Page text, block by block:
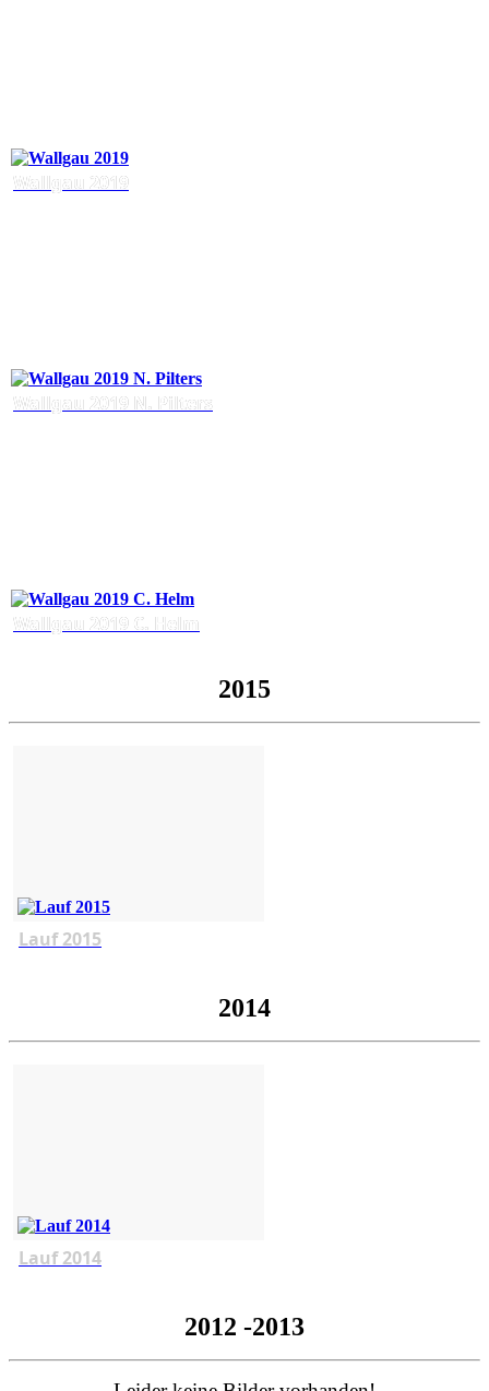
Wallgau 2019
Wallgau 2019 N. Pilters
Wallgau 2019 C. Helm
2015
Lauf 2015
2014
Lauf 2014
2012 -2013